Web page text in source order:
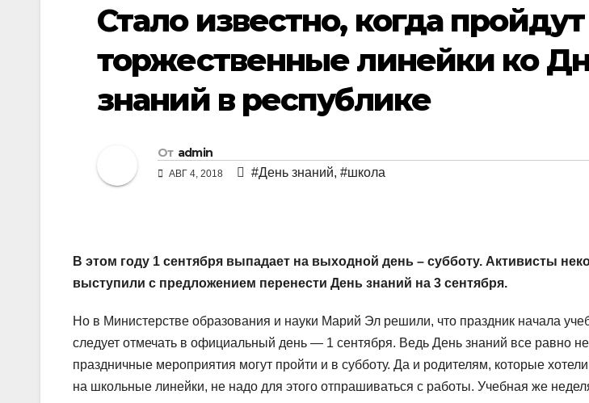
Стало известно, когда пройдут
торжественные линейки ко
знаний в республике
От admin
АВГ 4, 2018 #День знаний, #школа
В этом году 1 сентября выпадает на выходной день – субботу. Активисты
выступили с предложением перенести День знаний на 3 сентября.
Но в Министерстве образования и науки Марий Эл решили, что праздник начала
следует отмечать в официальный день — 1 сентября. Ведь День знаний все равно
праздничные мероприятия могут пройти и в субботу. Да и родителям, которые
на школьные линейки, не надо для этого отпрашиваться с работы. Учебная же